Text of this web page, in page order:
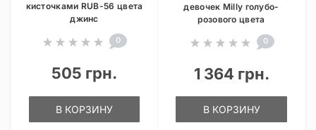
кисточками RUB-56 цвета
джинс
0
505 грн.
В КОРЗИНУ
девочек Milly голубо-
розового цвета
0
1 364 грн.
В КОРЗИНУ